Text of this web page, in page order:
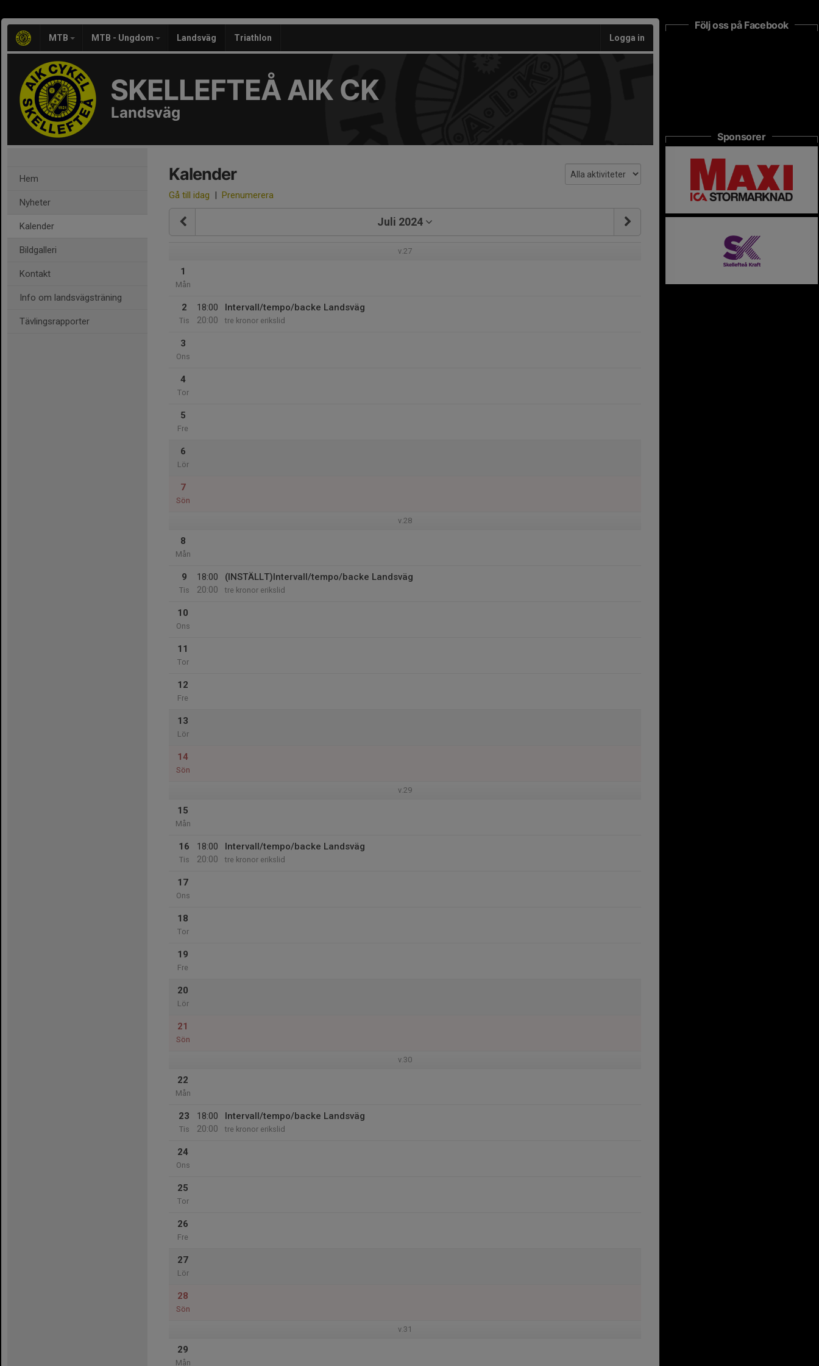
MTB MTB - Ungdom Landsväg Triathlon Logga in
SKELLEFTEÅ AIK CK
Landsväg
Hem
Nyheter
Kalender
Bildgalleri
Kontakt
Info om landsvägsträning
Tävlingsrapporter
Kalender
Gå till idag | Prenumerera
Juli 2024
v.27
1
Mån
2
Tis
18:00
20:00
Intervall/tempo/backe Landsväg
tre kronor erikslid
3
Ons
4
Tor
5
Fre
6
Lör
7
Sön
v.28
8
Mån
9
Tis
18:00
20:00
(INSTÄLLT)Intervall/tempo/backe Landsväg
tre kronor erikslid
10
Ons
11
Tor
12
Fre
13
Lör
14
Sön
v.29
15
Mån
16
Tis
18:00
20:00
Intervall/tempo/backe Landsväg
tre kronor erikslid
17
Ons
18
Tor
19
Fre
20
Lör
21
Sön
v.30
22
Mån
23
Tis
18:00
20:00
Intervall/tempo/backe Landsväg
tre kronor erikslid
24
Ons
25
Tor
26
Fre
27
Lör
28
Sön
v.31
29
Mån
Följ oss på Facebook
Sponsorer